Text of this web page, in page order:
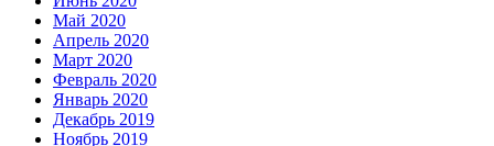
Май 2020
Апрель 2020
Март 2020
Февраль 2020
Январь 2020
Декабрь 2019
Ноябрь 2019